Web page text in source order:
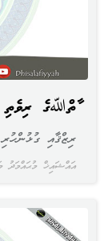
މާތްﷲގެ ރިވެތި
އައްޝައިޚް
ރިޒްޤާއި